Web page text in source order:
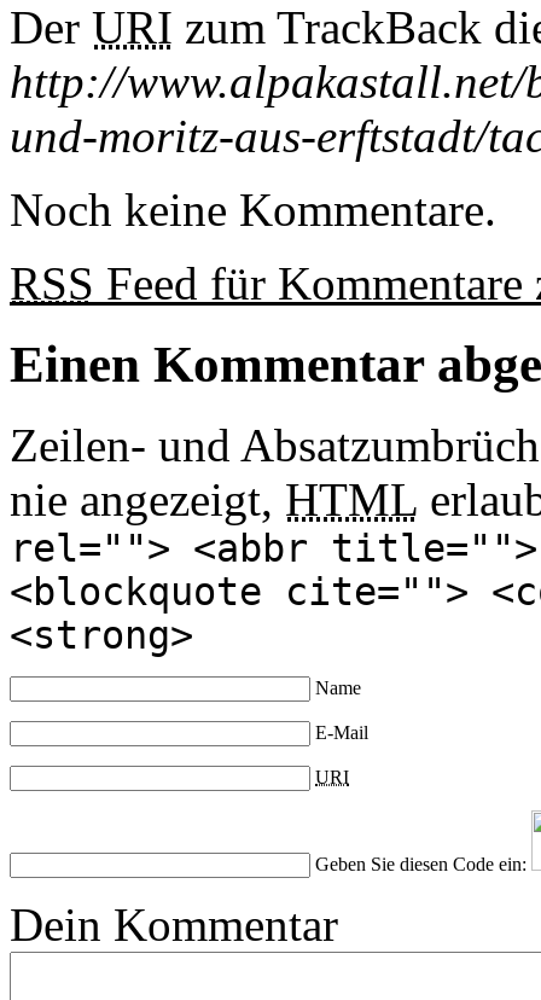
Der URI zum TrackBack
http://
und-moritz-aus-erftstadt/
Noch keine Kommentare.
RSS Feed für
Einen Kommentar
Zeilen- und
nie angezeigt, HTML
rel=""> <abbr title="">
<blockquote cite="">
<strong>
Name
E-Mail
URI
Geben Sie diesen Code ein:
Dein Kommentar